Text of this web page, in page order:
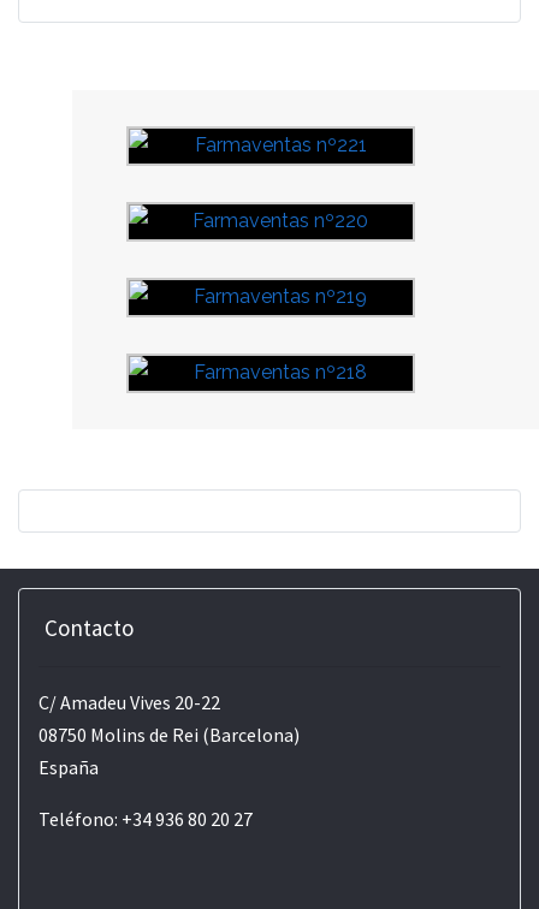
Contacto
C/ Amadeu Vives 20-22
08750 Molins de Rei (Barcelona)
España
Teléfono: +34 936 80 20 27